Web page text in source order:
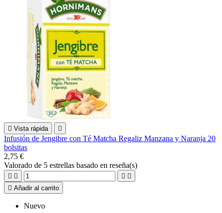
 Vista rápida 
Infusión de Jengibre con Té Matcha Regaliz Manzana y Naranja 20
bolsitas
2,75 €
Valorado de 5 estrellas basado en reseña(s)
   
 Añadir al carrito
Nuevo